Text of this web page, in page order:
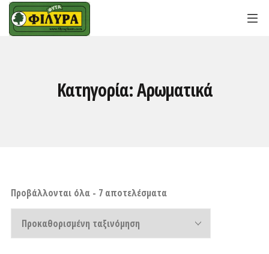
Κατηγορία:Αρωματικά
Προβάλλονται όλα - 7 αποτελέσματα